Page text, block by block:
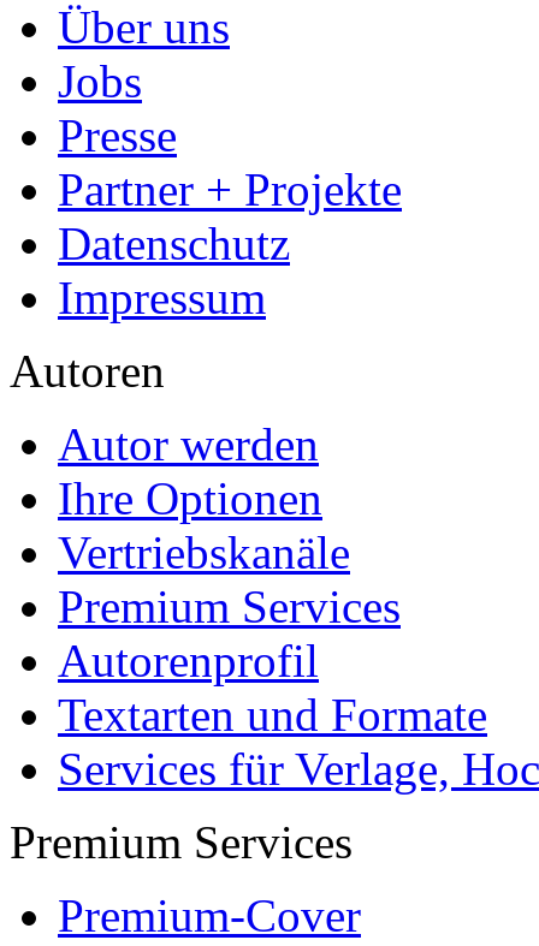
Über uns
Jobs
Presse
Partner + Projekte
Datenschutz
Impressum
Autoren
Autor werden
Ihre Optionen
Vertriebskanäle
Premium Services
Autorenprofil
Textarten und Formate
Services für Verlage,
Premium Services
Premium-Cover